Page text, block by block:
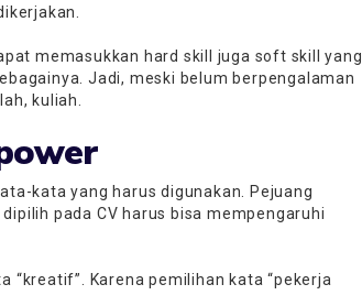
memasukkan hard skill juga soft skill yang
Jadi, meski belum berpengalaman
kuliah.
kata yang harus digunakan. Pejuang
pada CV harus bisa mempengaruhi
“kreatif”. Karena pemilihan kata “pekerja